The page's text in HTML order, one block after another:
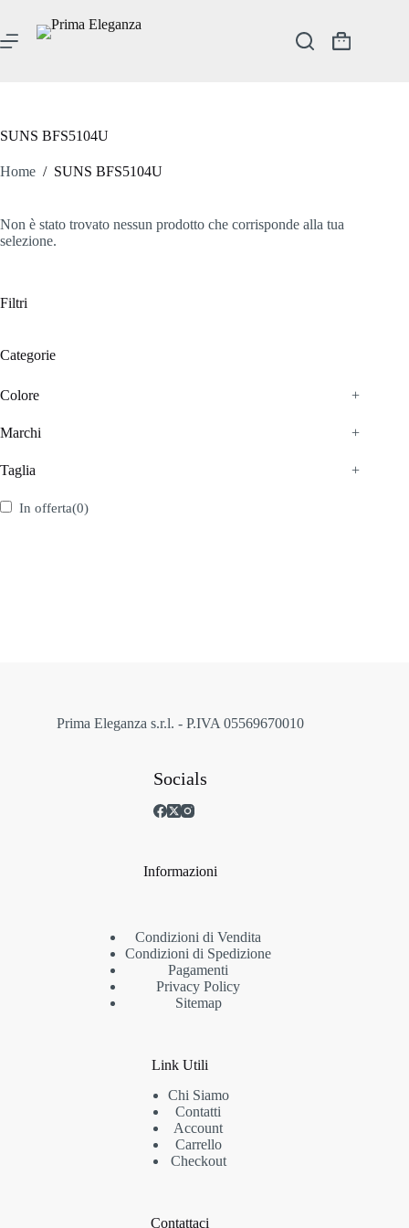
contenuto
Carrello
SUNS BFS5104U
Home / SUNS BFS5104U
Non è stato trovato nessun prodotto che corrisponde alla tua
selezione.
Filtri
Categorie
Colore +
Marchi +
Taglia +
In offerta(0)
Prima Eleganza s.r.l. - P.IVA 05569670010
Socials
Informazioni
Condizioni di Vendita
Condizioni di Spedizione
Pagamenti
Privacy Policy
Sitemap
Link Utili
Chi Siamo
Contatti
Account
Carrello
Checkout
Contattaci